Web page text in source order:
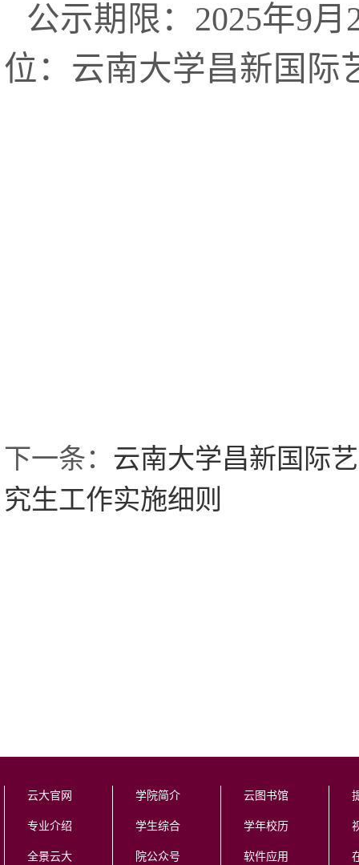
公示期限：2025年9
位：云南大学昌新国际
下一条： 云南大学昌新国际
究生工作实施细则
云大官网
专业介绍
全景云大
学院简介
学生综合
院公众号
云图书馆
学年校历
软件应用